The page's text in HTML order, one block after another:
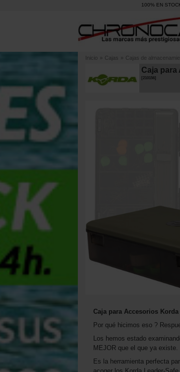
100% EN
Inicio » Cajas » Cajas de
Caja
210156]
Caja para Accesorios
Por qué hicimos eso ?
Los hemos estado
MEJOR que el que ya existe.
Es la herramienta perfecta